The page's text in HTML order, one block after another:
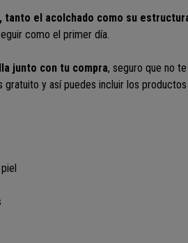
tanto el acolchado como su
como el primer día.
junto con tu compra, seguro que no
gratuito y así puedes incluir los